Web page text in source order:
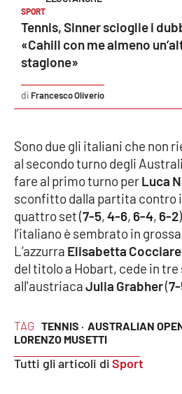
Cosenza
Lamezia Terme
PROGETTI
SPECIALI
Buona Sanità Calabria
LA
CALABRIAVISIONE
Destinazioni
Eventi
Storie
TAG TENNIS · AUSTRALIAN
LORENZO MUSETTI
Tutti gli articoli diSport
SPORT
Tennis, Sinner scioglie i
«Cahill con me almeno
stagione»
Francesco Oliverio
Sono due gli italiani che non
al secondo turno degli
fare al primo turno perLuca
sconfitto dalla partita contro
quattro set (7-5,4-6, 6-4, 6-2
l’italiano è sembrato in
L’azzurra Elisabetta
del titolo a Hobart, cede in
all'austriacaJulia Grabher(